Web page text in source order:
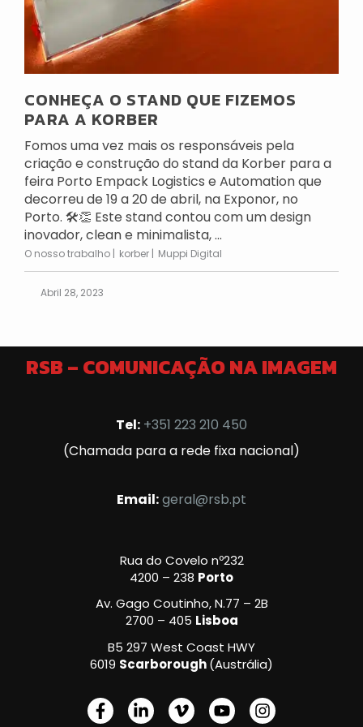
CONHEÇA O STAND QUE FIZEMOS
PARA A KORBER
Fomos uma vez mais os responsáveis pela
criação e construção do stand da Korber para a
feira Porto Empack Logistics e Automation que
decorreu de 19 a 20 de abril, na Exponor, no
Porto. 🛠👏 Este stand contou com um design
inovador, clean e minimalista, ...
O nosso trabalho korber Muppi Digital
Abril 28, 2023
RSB – COMUNICAÇÃO NA IMAGEM
Tel: +351 223 210 450
(Chamada para a rede fixa nacional)
Email:geral@rsb.pt
Rua do Covelo nº232
4200 – 238 Porto
Av. Gago Coutinho, N.77 – 2B
2700 – 405 Lisboa
B5 297 West Coast HWY
6019 Scarborough(Austrália)
F
a
L
i
V
i
Y
o
I
n